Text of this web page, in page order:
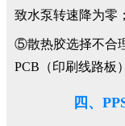
致水泵转速降为零；
⑤散热胶选择不合
PCB（印刷线路板
四、